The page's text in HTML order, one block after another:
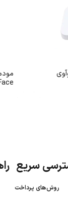
سریع
روش‌های پرداخت